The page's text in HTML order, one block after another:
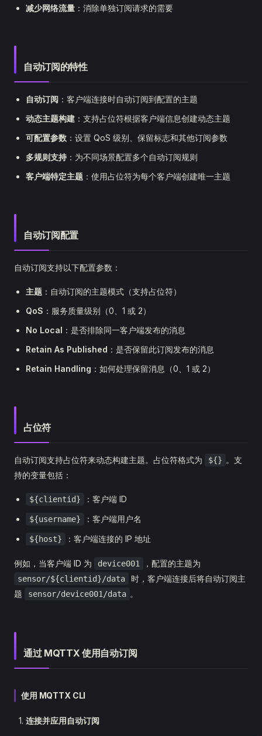
减少网络流量 ：消除单独订阅请求的需要
自动订阅的特性
自动订阅 ：客户端连接时自动订阅到配置的主题
动态主题构建 ：支持占位符根据客户端信息创建动态主题
可配置参数 ：设置 QoS 级别、保留标志和其他订阅参数
多规则支持 ：为不同场景配置多个自动订阅规则
客户端特定主题 ：使用占位符为每个客户端创建唯一主题
自动订阅配置
自动订阅支持以下配置参数：
主题 ：自动订阅的主题模式（支持占位符）
QoS ：服务质量级别（0、1 或 2）
No Local ：是否排除同一客户端发布的消息
Retain As Published ：是否保留此订阅发布的消息
Retain Handling ：如何处理保留消息（0、1 或 2）
占位符
自动订阅支持占位符来动态构建主题。占位符格式为 ${} 。支
持的变量包括：
${clientid} ：客户端 ID
${username} ：客户端用户名
${host} ：客户端连接的 IP 地址
例如，当客户端 ID 为 device001 ，配置的主题为
sensor/${clientid}/data
时，客户端连接后将自动订阅主
题
sensor/device001/data 。
通过 MQTTX 使用自动订阅
使用 MQTTX CLI
连接并应用自动订阅